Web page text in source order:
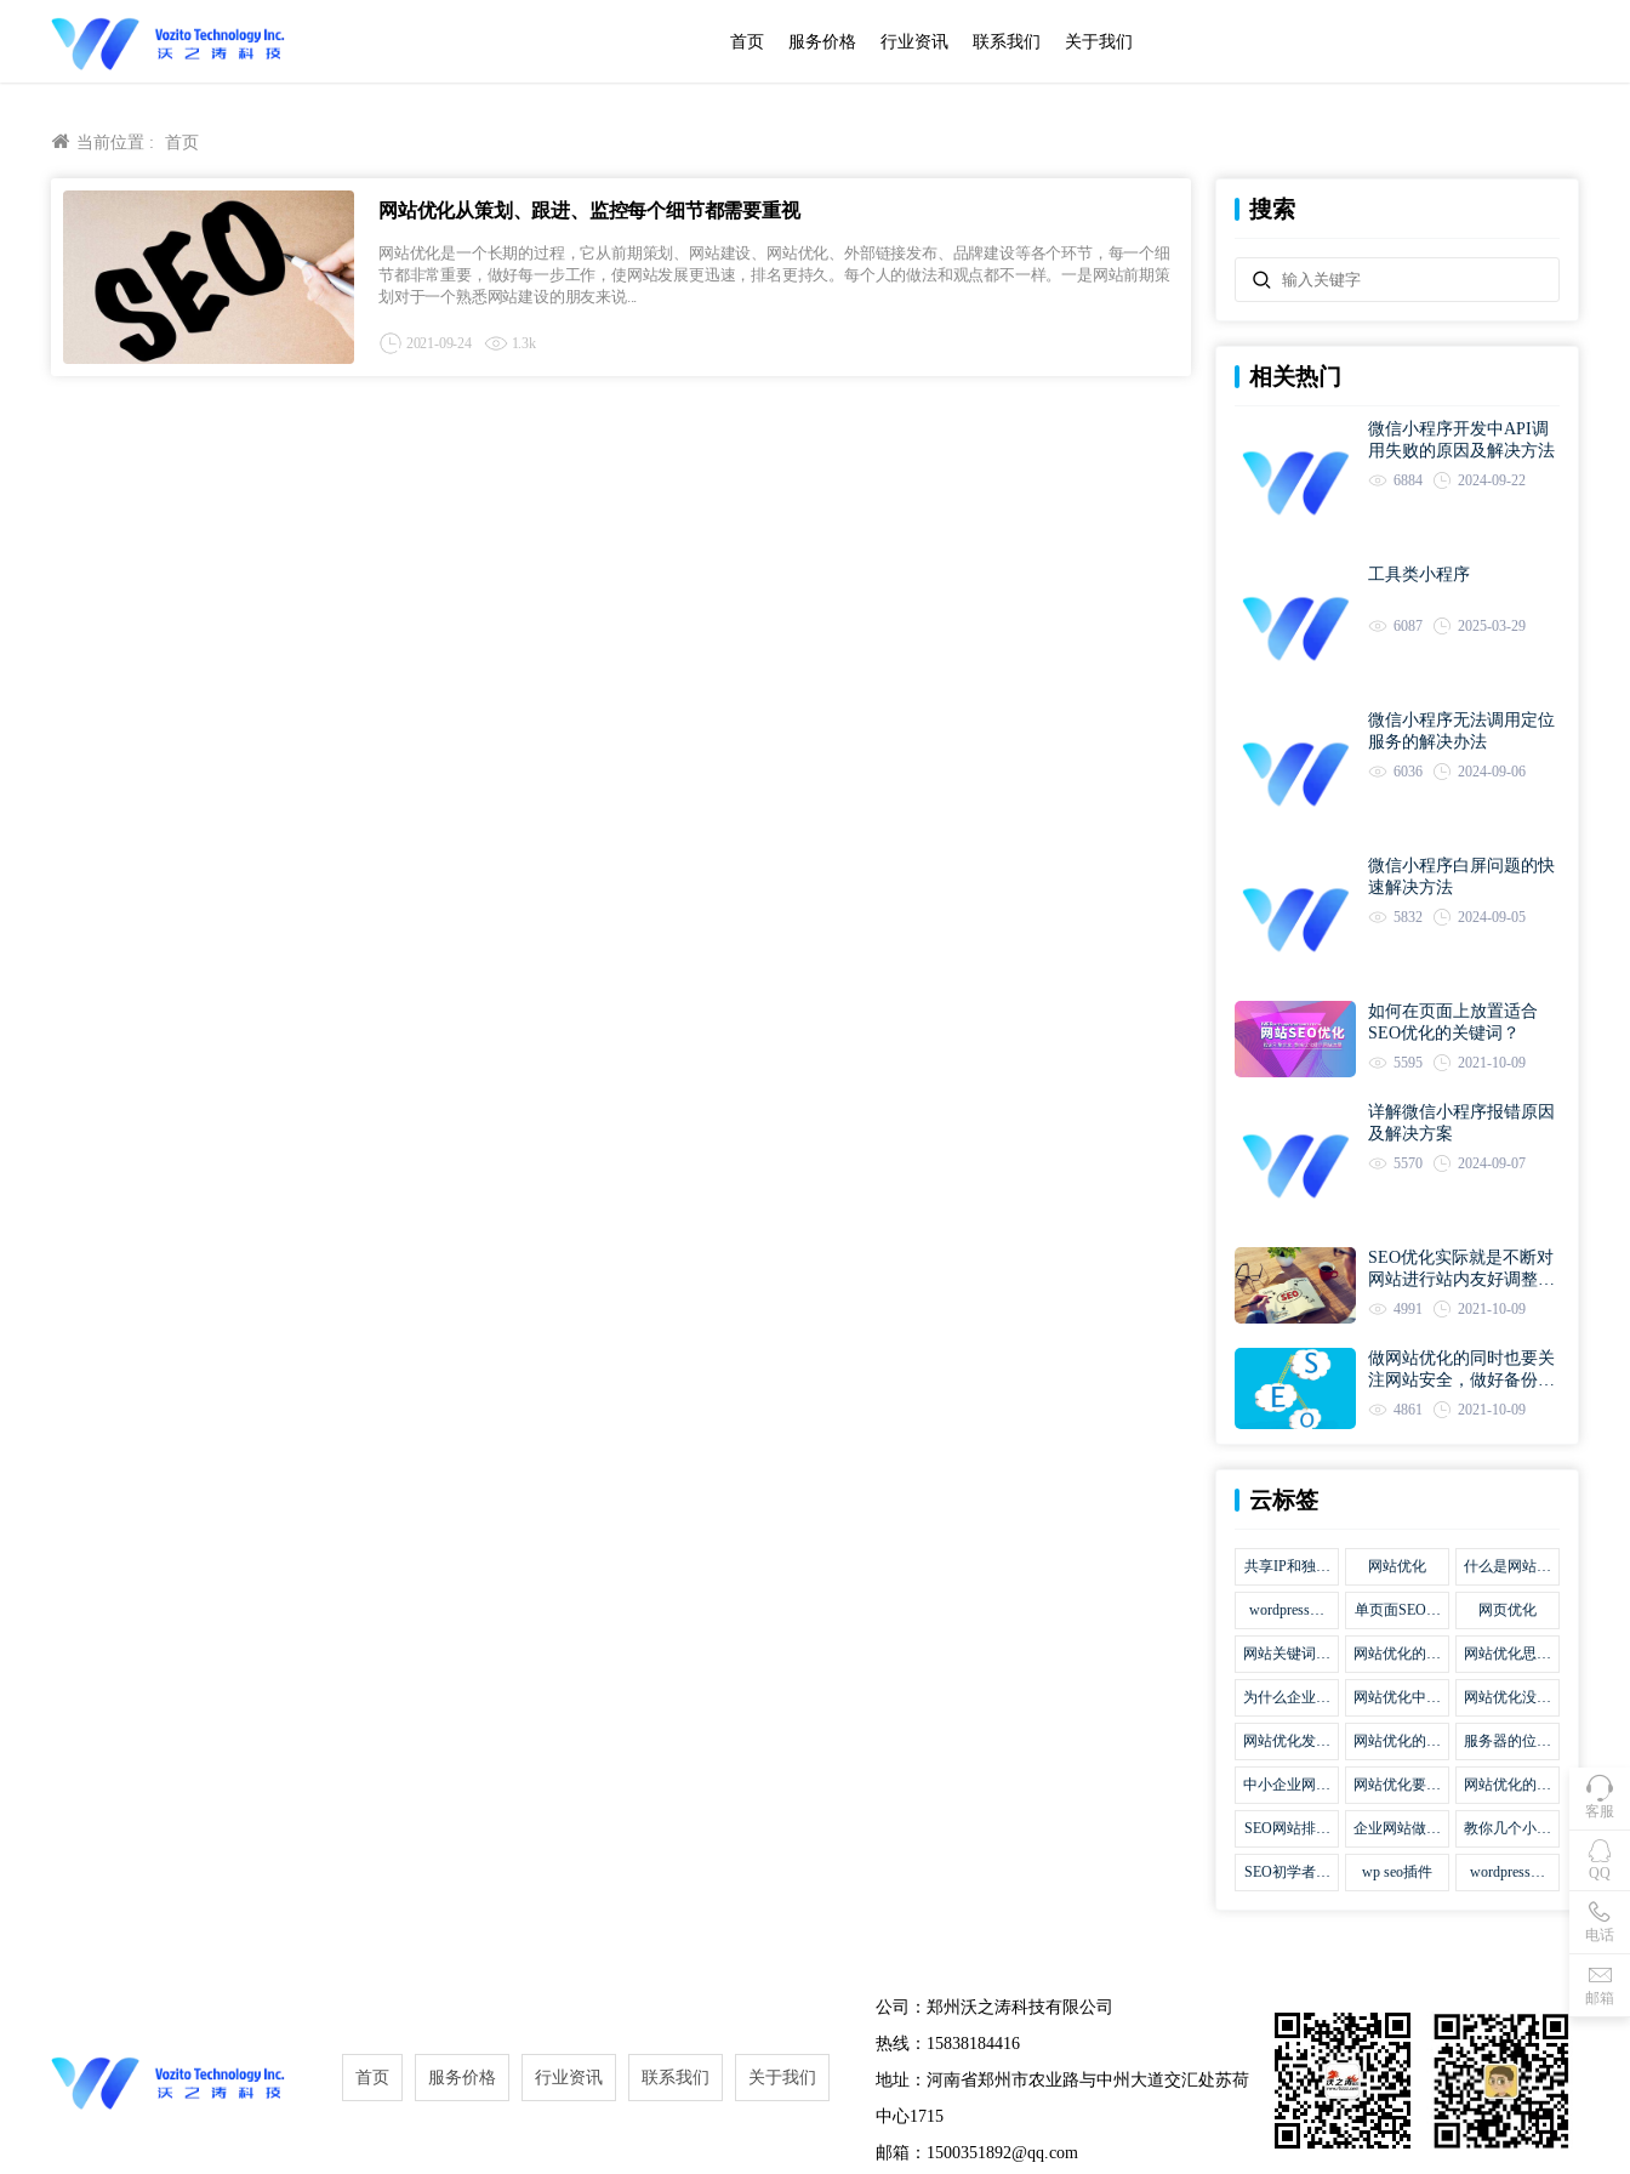
首页 服务价格 行业资讯 联系我们 关于我们
当前位置 : 首页
搜索
相关热门
微信小程序开发中API调
用失败的原因及解决方法
6884 2024-09-22
工具类小程序
6087 2025-03-29
微信小程序无法调用定位
服务的解决办法
6036 2024-09-06
微信小程序白屏问题的快
速解决方法
5832 2024-09-05
如何在页面上放置适合
SEO优化的关键词？
5595 2021-10-09
详解微信小程序报错原因
及解决方案
5570 2024-09-07
SEO优化实际就是不断对
网站进行站内友好调整直
到符合优化规则
4991 2021-10-09
做网站优化的同时也要关
注网站安全，做好备份工
作 4861 2021-10-09
云标签
共享IP和独立
网站优化
什么是网站优
wordpress网
集插件
单页面SEO网
网页优化
网站关键词优
么
网站优化的误
网站优化思路
要
为什么企业网
网站SEO优
网站优化中关
干问题
网站优化没有
味道
网站优化发挥
网站优化的费
服务器的位置
影响
中小企业网站
法
网站优化要不
网站优化的逆
SEO网站排名
法宝
企业网站做好
势
教你几个小技
页优化
SEO初学者，
wp seo插件
wordpress插
网站优化从策划、跟进、监控每个细节都需要重视
网站优化是一个长期的过程，它从前期策划、网站建设、网站优化、外部链接发布、品牌建设等各个环节，每一个细
节都非常重要，做好每一步工作，使网站发展更迅速，排名更持久。每个人的做法和观点都不一样。一是网站前期策
划对于一个熟悉网站建设的朋友来说...
2021-09-24 1.3k
客服
QQ
电话
邮箱
首页 服务价格 行业资讯 联系我们 关于我们
公司：郑州沃之涛科技有限公司
热线：15838184416
地址：河南省郑州市农业路与中州大道交汇处苏荷
中心1715
邮箱：1500351892@qq.com